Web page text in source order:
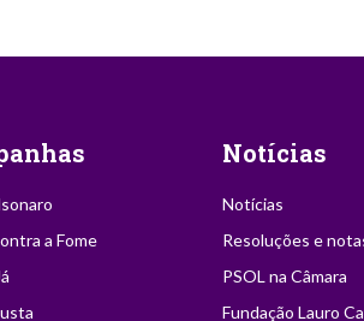
a Fome
Notícias
Notícias
Resoluções e
PSOL na Câmara
Fundação Lauro